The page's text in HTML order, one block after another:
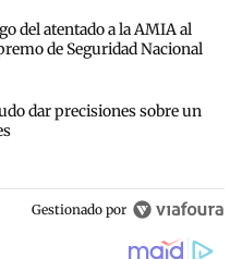
más comentarios en los
"Irán nombró al ideólogo del
del atentado a la AMIA al
de Seguridad Nacional
"El Banco Central no pudo
dar precisiones sobre un
Gestionado por